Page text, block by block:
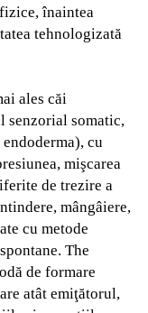
înaintea
tehnologizată
ales căi
senzorial somatic,
cu
mişcarea
de trezire a
mângâiere,
cu metode
The
de formare
atât emiţătorul,